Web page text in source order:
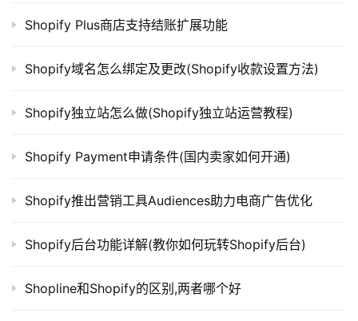
Shopify Plus商店支持结账扩展功能
Shopify域名怎么绑定及更改(Shopify收款设置方法)
Shopify独立站怎么做(Shopify独立站运营教程)
Shopify Payment申请条件(国内卖家如何开通)
Shopify推出营销工具Audiences助力电商广告优化
Shopify后台功能详解(教你如何玩转Shopify后台)
Shopline和Shopify的区别,两者哪个好